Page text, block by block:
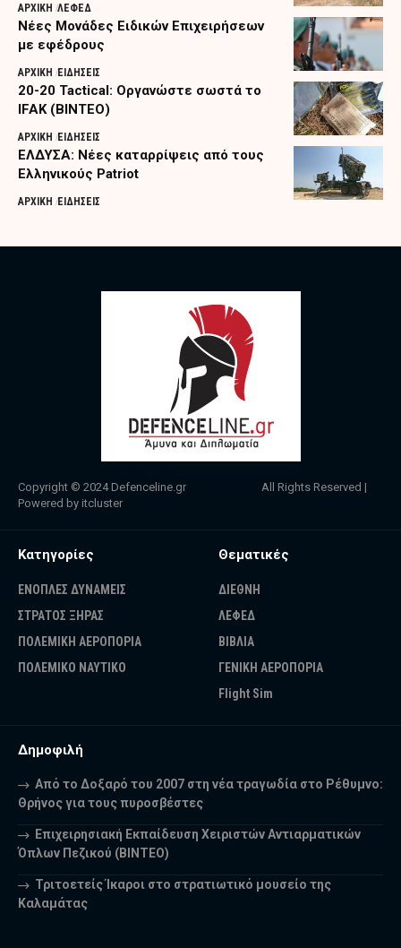
ΑΡΧΙΚΗ ΛΕΦΕΔ
Nέες Μονάδες Ειδικών Επιχειρήσεων
με εφέδρους
ΑΡΧΙΚΗ ΕΙΔΗΣΕΙΣ
20-20 Tactical: Οργανώστε σωστά το
IFAK (ΒΙΝΤΕΟ)
ΑΡΧΙΚΗ ΕΙΔΗΣΕΙΣ
ΕΛΔΥΣΑ: Νέες καταρρίψεις από τους
Ελληνικούς Patriot
ΑΡΧΙΚΗ ΕΙΔΗΣΕΙΣ
Copyright © 2024 Defenceline.gr All Rights Reserved |
Powered by itcluster
Κατηγορίες
ΕΝΟΠΛΕΣ ΔΥΝΑΜΕΙΣ
ΣΤΡΑΤΟΣ ΞΗΡΑΣ
ΠΟΛΕΜΙΚΗ ΑΕΡΟΠΟΡΙΑ
ΠΟΛΕΜΙΚΟ ΝΑΥΤΙΚΟ
Θεματικές
ΔΙΕΘΝΗ
ΛΕΦΕΔ
ΒΙΒΛΙΑ
ΓΕΝΙΚΗ ΑΕΡΟΠΟΡΙΑ
Flight Sim
Δημοφιλή
Από το Δοξαρό του 2007 στη νέα τραγωδία στο Ρέθυμνο:
Θρήνος για τους πυροσβέστες
Επιχειρησιακή Εκπαίδευση Χειριστών Αντιαρματικών
Όπλων Πεζικού (ΒΙΝΤΕΟ)
Τριτοετείς Ίκαροι στο στρατιωτικό μουσείο της
Καλαμάτας